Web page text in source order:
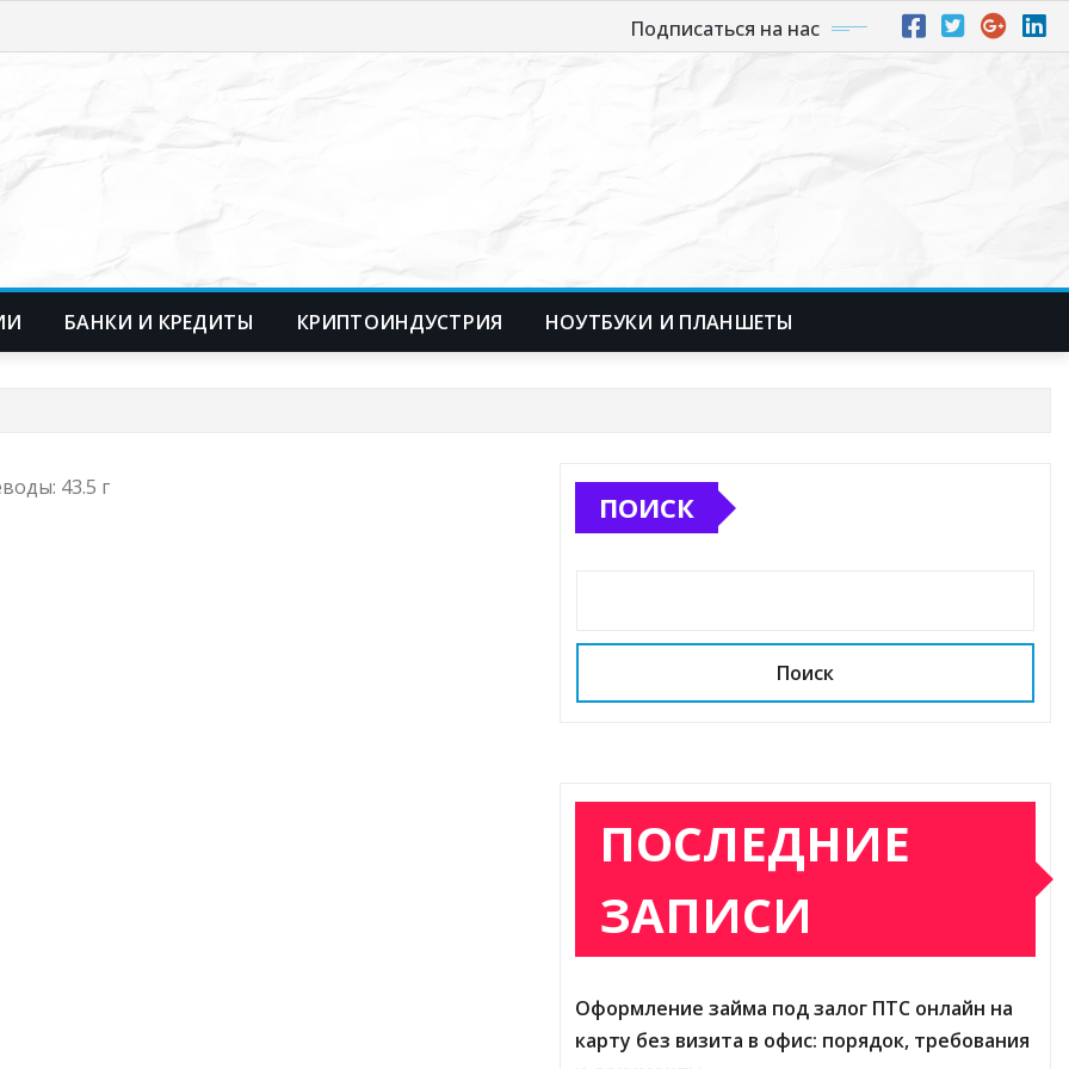
Подписаться на нас
БАНКИ И КРЕДИТЫ КРИПТОИНДУСТРИЯ НОУТБУКИ И ПЛАНШЕТЫ
43.5 г
ПОИСК
Поиск
ПОСЛЕДНИЕ
ЗАПИСИ
Оформление займа под залог ПТС онлайн на
карту без визита в офис: порядок, требования